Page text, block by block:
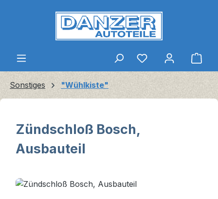
Zum Hauptinhalt springen
Sonstiges "Wühlkiste"
Zündschloß Bosch,
Ausbauteil
Bildergalerie überspringen